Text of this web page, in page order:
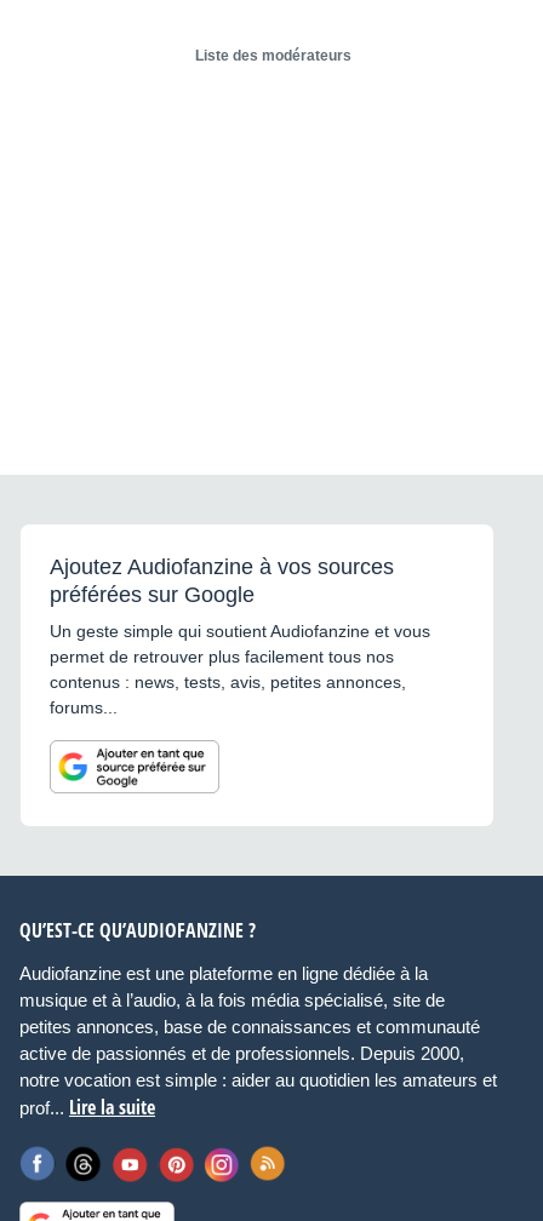
Liste des modérateurs
Ajoutez Audiofanzine à vos sources
préférées sur Google
Un geste simple qui soutient Audiofanzine et vous
permet de retrouver plus facilement tous nos
contenus : news, tests, avis, petites annonces,
forums...
QU’EST-CE QU’AUDIOFANZINE ?
Audiofanzine est une plateforme en ligne dédiée à la
musique et à l’audio, à la fois média spécialisé, site de
petites annonces, base de connaissances et communauté
active de passionnés et de professionnels. Depuis 2000,
notre vocation est simple : aider au quotidien les amateurs et
prof... Lire la suite